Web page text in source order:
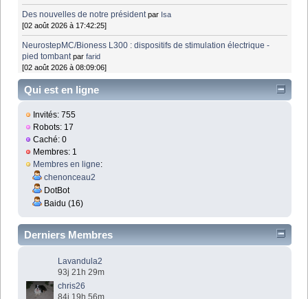
Des nouvelles de notre président par Isa
[02 août 2026 à 17:42:25]
NeurostepMC/Bioness L300 : dispositifs de stimulation électrique -
pied tombant parfarid
[02 août 2026 à 08:09:06]
Qui est en ligne
Invités: 755
Robots: 17
Caché: 0
Membres: 1
Membres en ligne:
chenonceau2
DotBot
Baidu (16)
Derniers Membres
Lavandula2
93j 21h 29m
chris26
84j 19h 56m